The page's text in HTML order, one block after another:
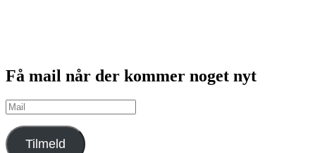
Få mail når der kommer noget nyt
Mail
Tilmeld